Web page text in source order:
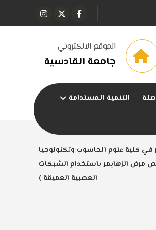
الموقع الالكتروني
جامعة القادسية
التنمية المستدامة
كلية علوم الحاسوب وتكنولوجيا
مرض الزهايمر باستخدام الشبكات
العصبية العميقة )